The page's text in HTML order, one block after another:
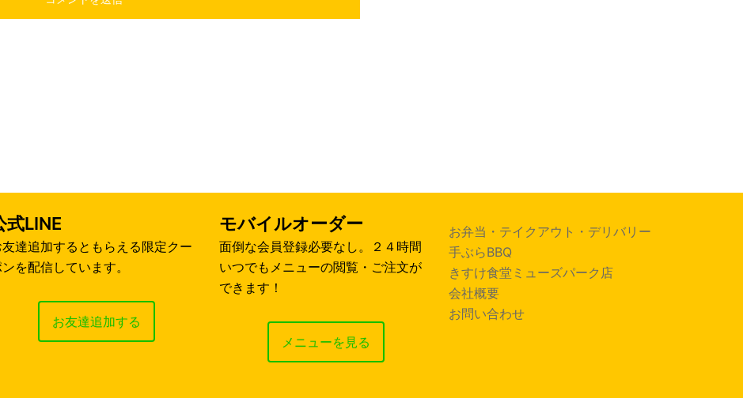
式LINE
友達追加するともらえる限定クー
を配信しています。
お友達追加する
モバイルオーダー
面倒な会員登録必要なし。２４時間
いつでもメニューの閲覧・ご注文が
できます！
メニューを見る
お弁当・テイクアウト・デリバリー
手ぶらBBQ
きすけ食堂ミューズパーク店
会社概要
お問い合わせ